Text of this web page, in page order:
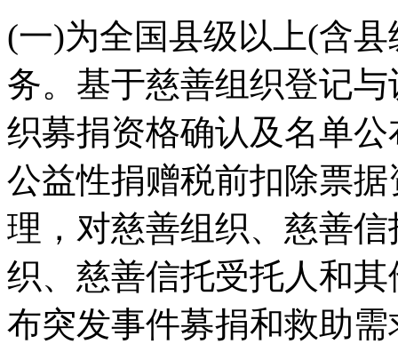
(一)为全国县级以上(含
务。基于慈善组织登记
织募捐资格确认及名单
公益性捐赠税前扣除票
理，对慈善组织、慈善
织、慈善信托受托人和
布突发事件募捐和救助